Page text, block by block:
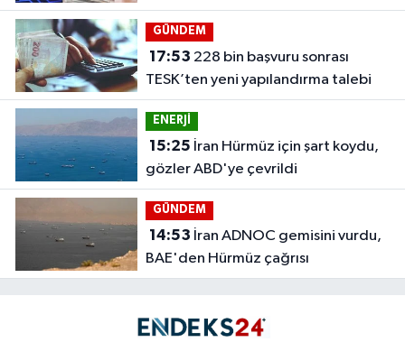
GÜNDEM
17:53
TESK’ten yeni yapılandırma talebi
ENERJİ
15:25
gözler ABD'ye çevrildi
GÜNDEM
14:53
BAE'den Hürmüz çağrısı